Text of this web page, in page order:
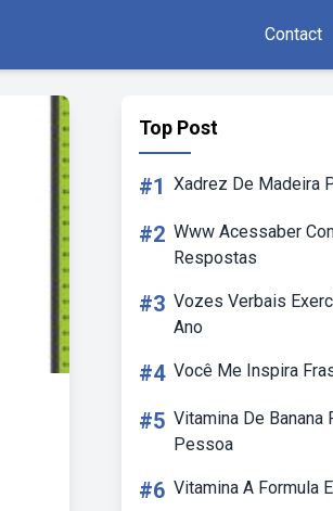
Contact
Top Post
#1 Xadrez De Madeira
#2 Www Acessaber
Respostas
#3 Vozes Verbais
Ano
#4 Você Me Inspira
#5 Vitamina De Banana
Pessoa
#6 Vitamina A Formula